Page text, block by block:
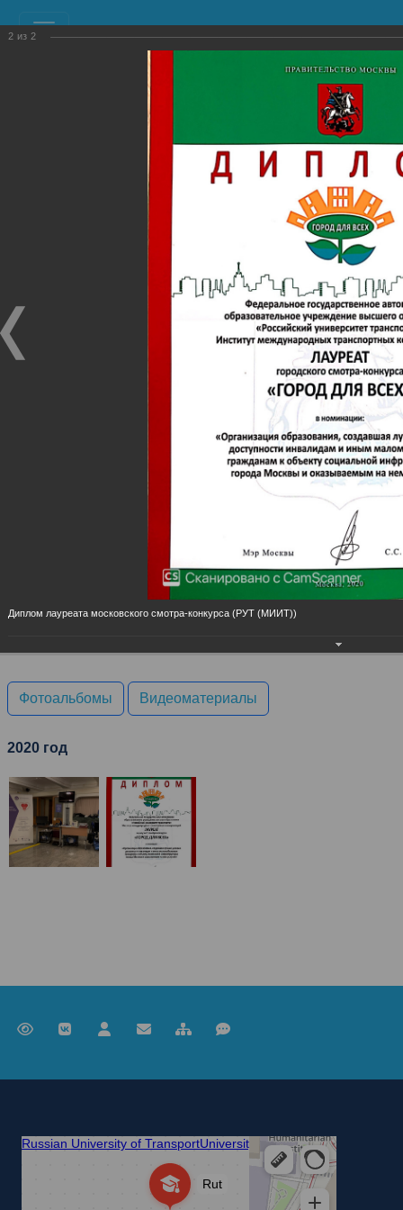
РЕСУРСНЫЙ УЧЕБНО-
МЕТОДИЧЕСКИЙ ЦЕНТР
ОГРАНИЧЕННЫМИ ВОЗМОЖНОСТЯМИ ЗДОРОВЬЯ
Главная
Фотоальбомы Видеоматериалы
2020 год
Российский университет транспорта
2 из 2
Диплом лауреата московского смотра-конкурса (РУТ (МИИТ))